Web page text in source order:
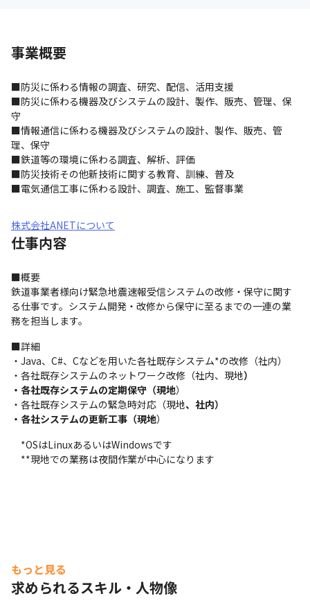
事業概要
■防災に係わる情報の調査、研究、配信、活用支援
■防災に係わる機器及びシステムの設計、製作、販売、管理、保
守
■情報通信に係わる機器及びシステムの設計、製作、販売、管
理、保守
■鉄道等の環境に係わる調査、解析、評価
■防災技術その他新技術に関する教育、訓練、普及
■電気通信工事に係わる設計、調査、施工、監督事業
株式会社ANETについて
仕事内容
■概要
鉄道事業者様向け緊急地震速報受信システムの改修・保守に関す
る仕事です。システム開発・改修から保守に至るまでの一連の業
務を担当します。
■詳細
・Java、C#、Cなどを用いた各社既存システム*の改修（社内）
・各社既存システムのネットワーク改修（社内、現地）
・各社既存システムの定期保守（現地）
・各社既存システムの緊急時対応（現地、社内）
・各社システムの更新工事（現地）
*OSはLinuxあるいはWindowsです
**現地での業務は夜間作業が中心になります
もっと見る
求められるスキル・人物像